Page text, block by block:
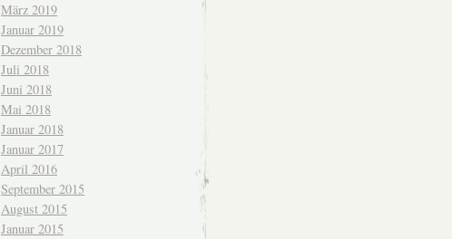
März 2019
Januar 2019
Dezember 2018
Juli 2018
Juni 2018
Mai 2018
Januar 2018
Januar 2017
April 2016
September 2015
August 2015
Januar 2015